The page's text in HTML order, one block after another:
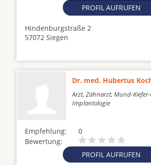
PROFIL AUFRUFEN
Hindenburgstraße 2
57072 Siegen
Dr. med. Hubertus
Arzt, Zahnarzt, Mund-
Implantologie
Empfehlung:
0
Bewertung:
PROFIL AUFRUFEN